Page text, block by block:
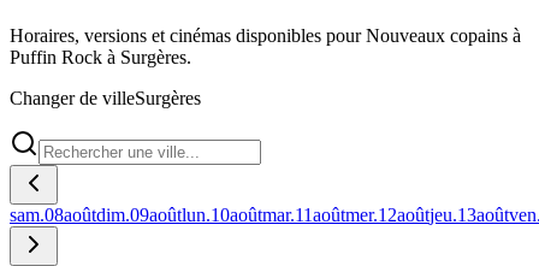
Horaires, versions et cinémas disponibles pour Nouveaux copains à
Puffin Rock à Surgères.
Changer de villeSurgères
sam.08aoûtdim.09aoûtlun.10aoûtmar.11aoûtmer.12aoûtjeu.13août